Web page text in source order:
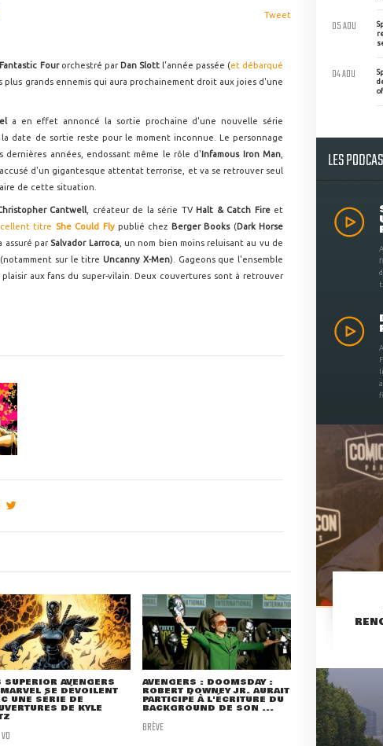
Tweet
Fantastic Four orchestré par Dan Slott l'année passée (et débarqué
plus grands ennemis qui aura prochainement droit aux joies d'une
a en effet annoncé la sortie prochaine d'une nouvelle série
date de sortie reste pour le moment inconnue. Le personnage
dernières années, endossant même le rôle d'Infamous Iron Man
d'un gigantesque attentat terrorise, et va se retrouver seul
de cette situation.
Cantwell , créateur de la série TV Halt & Catch Fire et
titre She Could Fly publié chez Berger Books (Dark Horse
assuré par Salvador Larroca, un nom bien moins reluisant au vu de
sur le titre Uncanny X-Men). Gageons que l'ensemble
aux fans du super-vilain. Deux couvertures sont à retrouver
SUPERIOR AVENGERS
SE DÉVOILENT
UNE SÉRIE DE
DE KYLE
AVENGERS : DOOMSDAY :
ROBERT DOWNEY JR. AURAIT
PARTICIPÉ À L'ÉCRITURE DU
BACKGROUND DE SON ...
BRÈVE
05 AOU
04 AOU
LES